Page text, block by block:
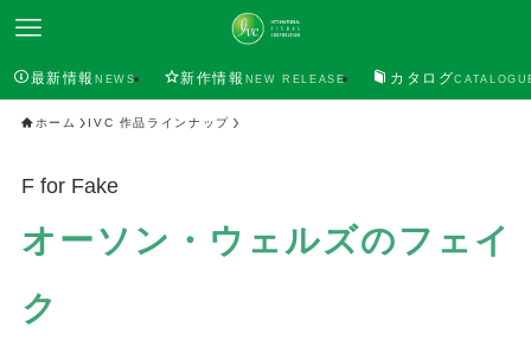
最新情報NEWS 新作情報 NEW RELEASE カタログ
ホーム IVC 作品ラインナップ
F for Fake
オーソン・ウェルズのフェイ
ク